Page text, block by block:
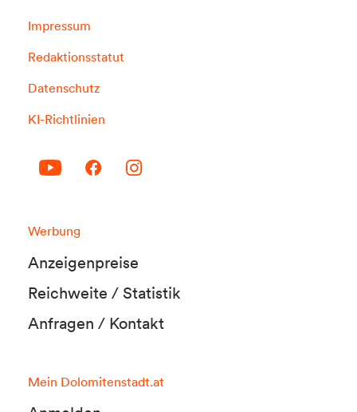
Impressum
Redaktionsstatut
Datenschutz
KI-Richtlinien
Werbung
Anzeigenpreise
Reichweite / Statistik
Anfragen / Kontakt
Mein Dolomitenstadt.at